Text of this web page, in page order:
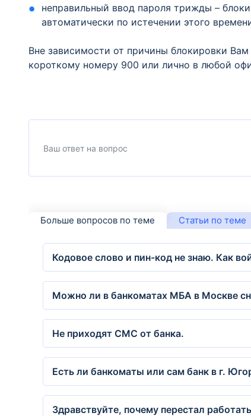
неправильный ввод пароля трижды –
автоматически по истечении этого
Вне зависимости от причины блокировки
короткому номеру 900 или лично в любой
Больше вопросов по теме Статьи по теме
Кодовое слово и пин-код не знаю. Как
Можно ли в банкоматах МБА в Москве
Не приходят СМС от банка.
Есть ли банкоматы или сам банк в г.
Здравствуйте, почему перестал